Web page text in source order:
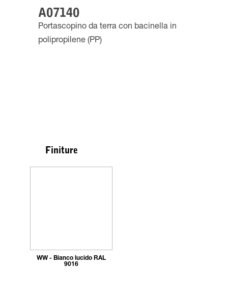
A07140
Portascopino da terra con bacinella in
polipropilene (PP)
Finiture
WW - Bianco lucido RAL
9016